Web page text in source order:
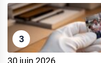
3
30 juin 2026